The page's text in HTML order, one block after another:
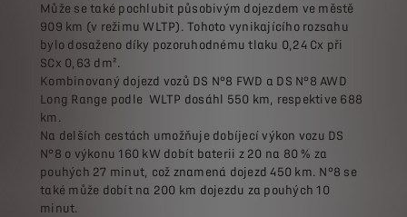
Může se také pochlubit působivým dojezdem ve městě
909 km (v režimu WLTP). Tohoto vynikajícího rozsahu
bylo dosaženo díky pozoruhodnému tlaku 0,24 Cx při
SCx 0,63 dm².
Kombinovaný dojezd vozů DS N°8 FWD a DS N°8 AWD
Long Range podle WLTP dosáhl 550 km, respektive 688
km.
Na delších cestách umožňuje dobíjecí výkon vozu DS
N°8 o výkonu 160 kW dobít baterii z 20 na 80 % za
pouhých 27 minut, což znamená dojezd 450 km. N°8 se
také může dobít na 200 km dojezdu za pouhých 10
minut.